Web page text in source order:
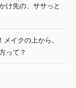
け先の、ササっと
イクの上から、
って？